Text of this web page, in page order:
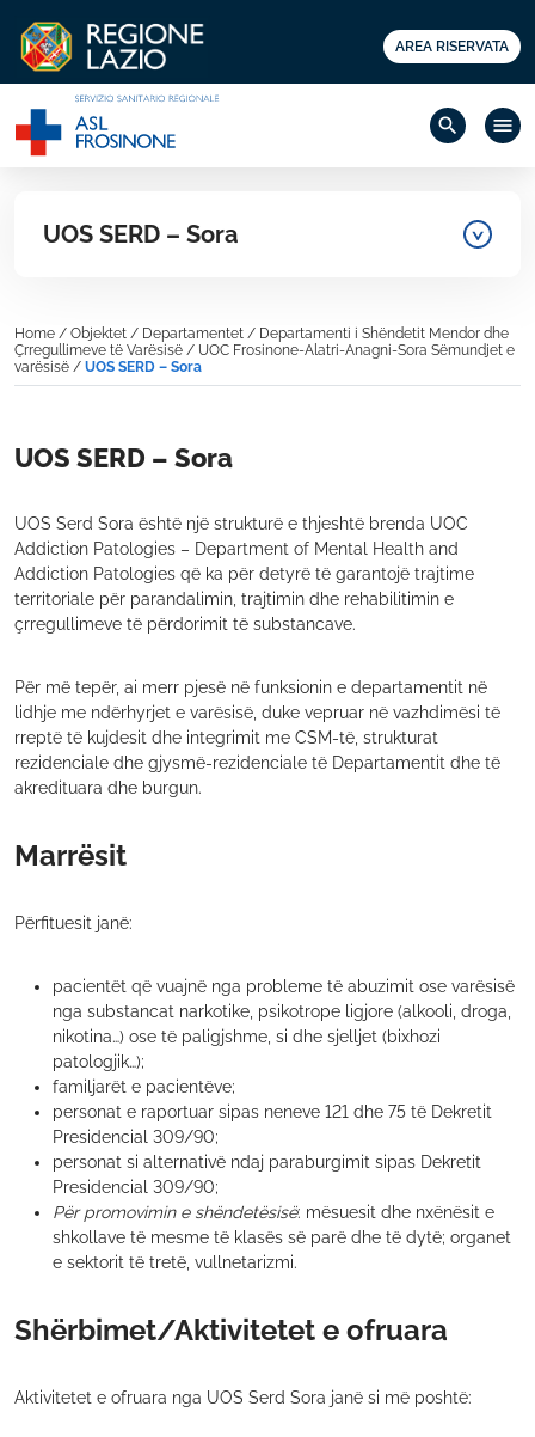
AREA RISERVATA
search menu
UOS SERD – Sora
Home / Objektet / Departamentet / Departamenti i Shëndetit Mendor dhe
Çrregullimeve të Varësisë / UOC Frosinone-Alatri-Anagni-Sora Sëmundjet e
varësisë / UOS SERD – Sora
UOS SERD – Sora
UOS Serd Sora është një strukturë e thjeshtë brenda UOC
Addiction Patologies – Department of Mental Health and
Addiction Patologies që ka për detyrë të garantojë trajtime
territoriale për parandalimin, trajtimin dhe rehabilitimin e
çrregullimeve të përdorimit të substancave.
Për më tepër, ai merr pjesë në funksionin e departamentit në
lidhje me ndërhyrjet e varësisë, duke vepruar në vazhdimësi të
rreptë të kujdesit dhe integrimit me CSM-të, strukturat
rezidenciale dhe gjysmë-rezidenciale të Departamentit dhe të
akredituara dhe burgun.
Marrësit
Përfituesit janë:
pacientët që vuajnë nga probleme të abuzimit ose varësisë
nga substancat narkotike, psikotrope ligjore (alkooli, droga,
nikotina…) ose të paligjshme, si dhe sjelljet (bixhozi
patologjik…);
familjarët e pacientëve;
personat e raportuar sipas neneve 121 dhe 75 të Dekretit
Presidencial 309/90;
personat si alternativë ndaj paraburgimit sipas Dekretit
Presidencial 309/90;
Për promovimin e shëndetësisë: mësuesit dhe nxënësit e
shkollave të mesme të klasës së parë dhe të dytë; organet
e sektorit të tretë, vullnetarizmi.
Shërbimet/Aktivitetet e ofruara
Aktivitetet e ofruara nga UOS Serd Sora janë si më poshtë: